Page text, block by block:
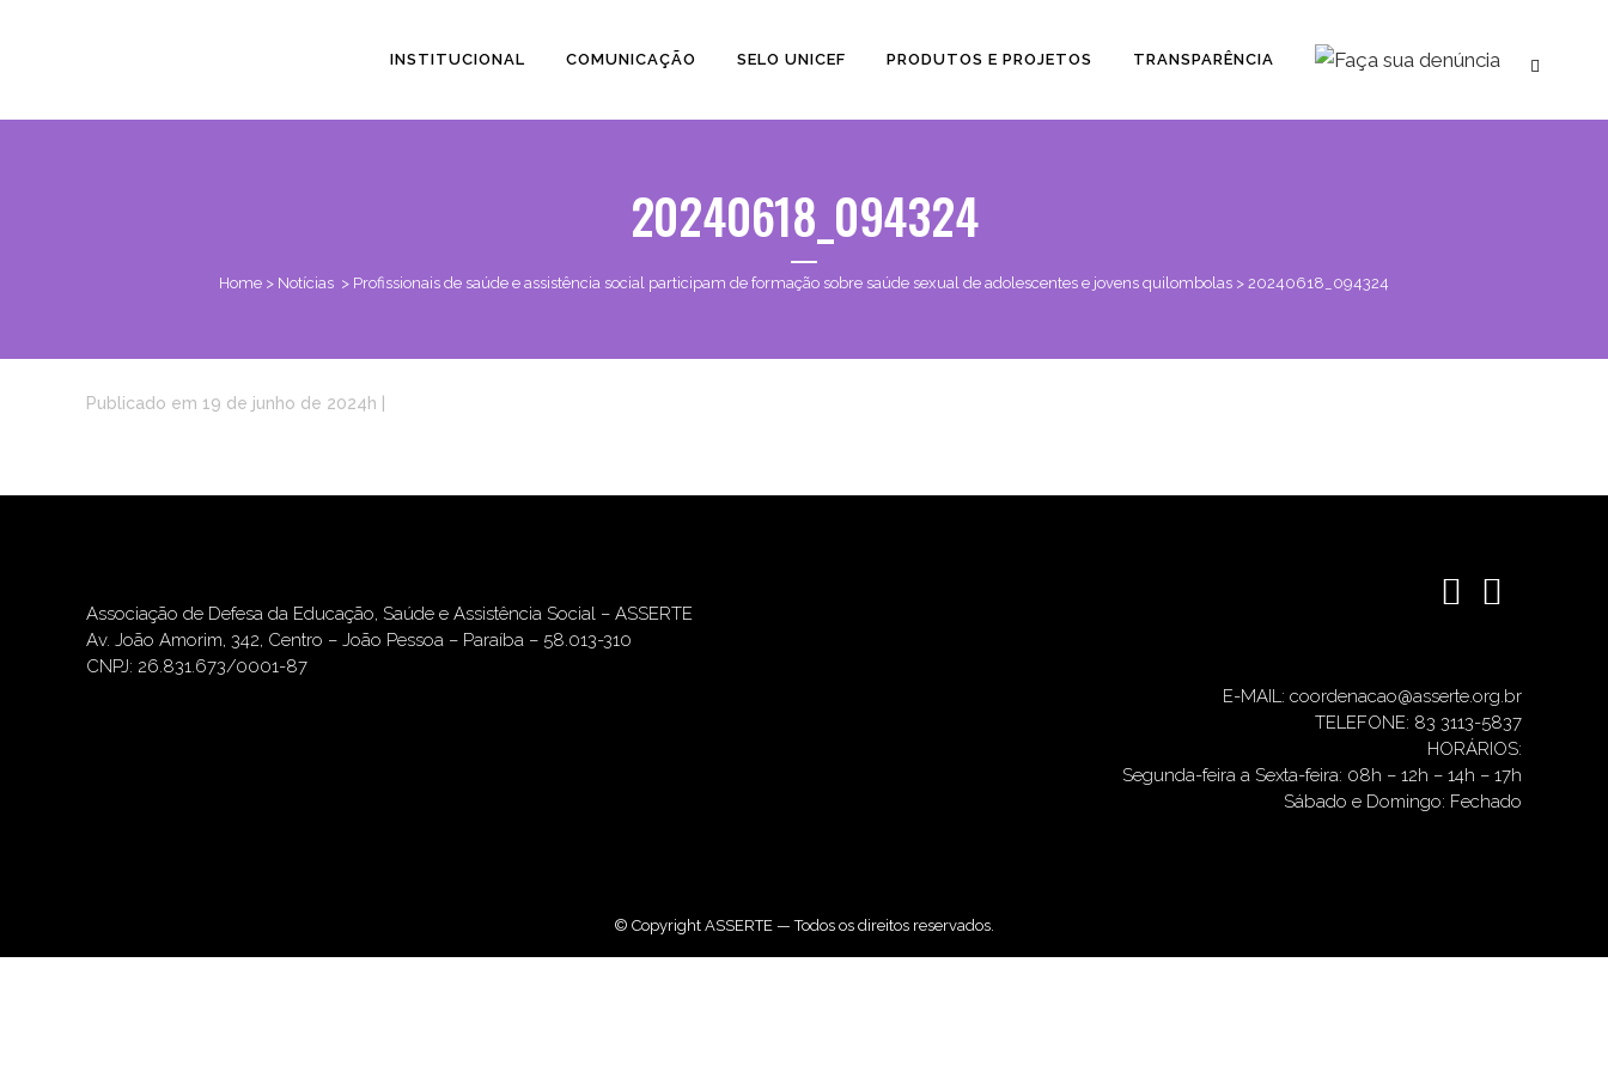
INSTITUCIONAL COMUNICAÇÃO SELO UNICEF PRODUTOS E PROJETOS TRANSPARÊNCIA
20240618_094324
Home > Notícias > Profissionais de saúde e assistência social participam de formação sobre saúde sexual de adolescentes e jovens quilombolas > 20240618_094324
Publicado em 19 de junho de 2024h
Associação de Defesa da Educação, Saúde e Assistência Social – ASSERTE
Av. João Amorim, 342, Centro – João Pessoa – Paraíba – 58.013-310
CNPJ: 26.831.673/0001-87
E-MAIL: coordenacao@asserte.org.br
TELEFONE: 83 3113-5837
HORÁRIOS:
Segunda-feira a Sexta-feira: 08h – 12h – 14h – 17h
Sábado e Domingo: Fechado
© Copyright ASSERTE — Todos os direitos reservados.